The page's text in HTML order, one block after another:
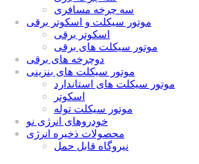
سه چرخه مسافری
موتور سیکلت و اسکوتر برقی
اسکوتر برقی
موتور سیکلت های برقی
دوچرخه های برقی
موتور سیکلت های بنزینی
موتور سیکلت های استاندارد
اسکوتر
موتور سیکلت توله
خودروهای انرژی نو
محصولات ذخیره انرژی
نیروگاه قابل حمل